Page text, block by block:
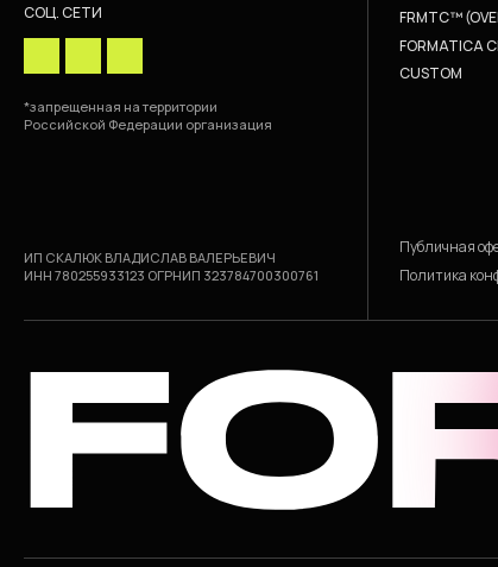
CUSTOM
FORMATICA
FRMTC™
СОЦ. СЕТИ
ИП СКАЛЮК ВЛАДИСЛАВ ВАЛЕРЬЕВИЧ
ИНН 780255933123 ОГРНИП 323784700300761
*запрещенная на территории
Российской Федерации организация
Публичная
Политика